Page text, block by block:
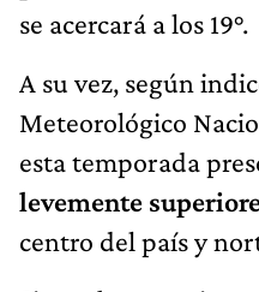
se acercará a los 19°.
A su vez, según
Meteorológico
esta temporada
levemente
centro del país y